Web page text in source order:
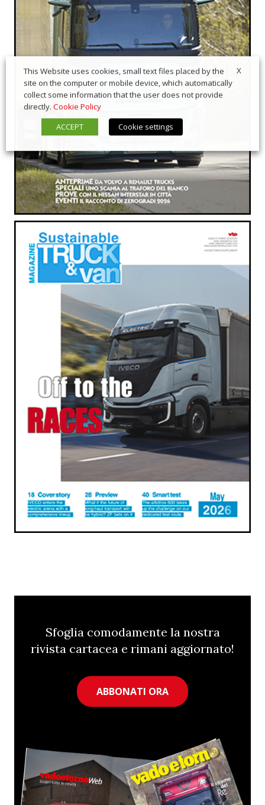
Sfoglia comodamente la nostra
rivista cartacea e rimani aggiornato!
ABBONATI ORA
X
This Website uses cookies, small text files placed by the
site on the computer or mobile device, which automatically
collect some information that the user does not provide
directly. Cookie Policy
ACCEPT
Cookie settings